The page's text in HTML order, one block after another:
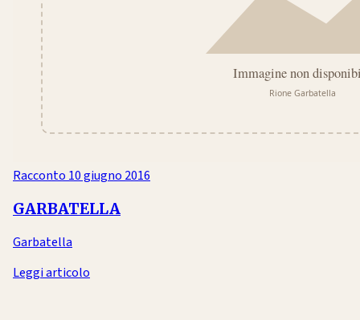
Racconto10 giugno 2016
GARBATELLA
Garbatella
Leggi articolo